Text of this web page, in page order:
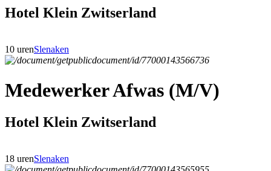
Hotel Klein Zwitserland
10 urenSlenaken
Medewerker Afwas (M/V)
Hotel Klein Zwitserland
18 urenSlenaken